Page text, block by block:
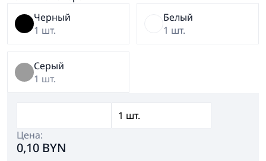
Черный
1 шт.
Белый
1 шт.
Серый
1 шт.
Цена:
0,10 BYN